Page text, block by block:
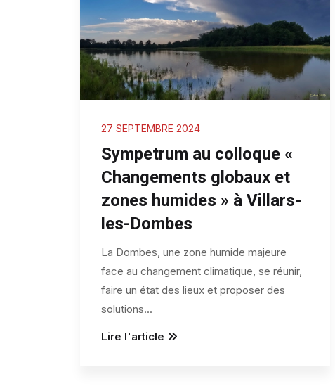
27 SEPTEMBRE 2024
Sympetrum au colloque «
Changements globaux et
zones humides » à Villars-
les-Dombes
La Dombes, une zone humide majeure
face au changement climatique, se réunir,
faire un état des lieux et proposer des
solutions...
Lire l'article